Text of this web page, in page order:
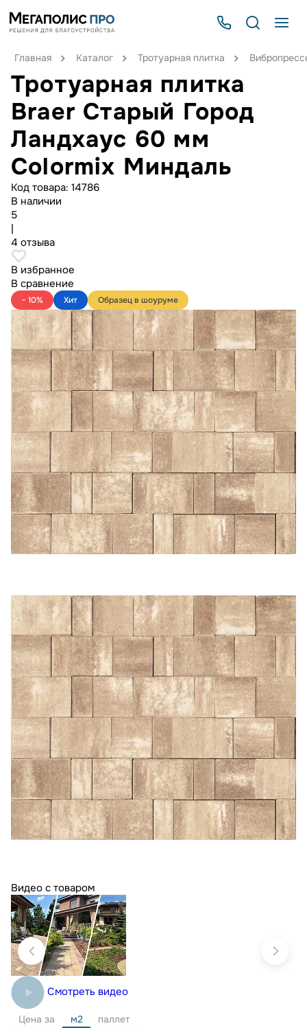
Главная Каталог Тротуарная плитка
Тротуарная плитка
Braer Старый Город
Ландхаус 60 мм
Colormix Миндаль
Код товара: 14786
В наличии
5
4 отзыва
В избранное
В сравнение
− 10% Хит Образец в шоуруме
Видео с товаром
Смотреть видео
Цена за м2 паллет